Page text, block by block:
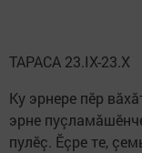
ТАРАСА 23.IX-23.X
Ку эрнере пӗр
эрне
пулӗç. Ӗçре те,